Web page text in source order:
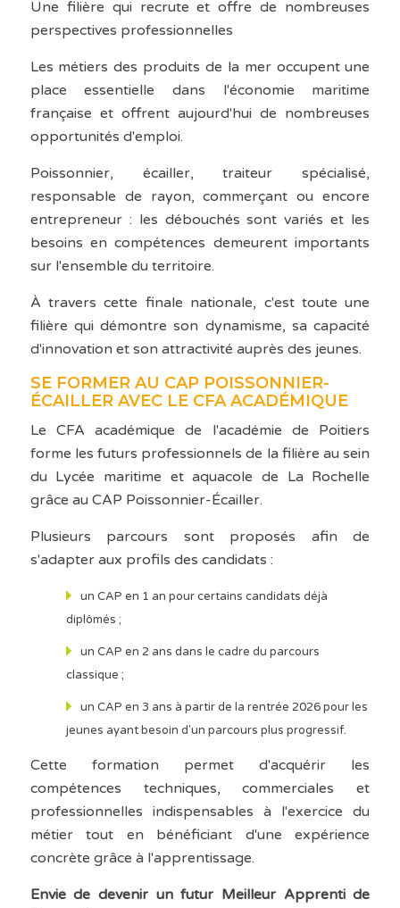
Une filière qui recrute et offre de nombreuses
perspectives professionnelles
Les métiers des produits de la mer occupent une
place essentielle dans l'économie maritime
française et offrent aujourd'hui de nombreuses
opportunités d'emploi.
Poissonnier, écailler, traiteur spécialisé,
responsable de rayon, commerçant ou encore
entrepreneur : les débouchés sont variés et les
besoins en compétences demeurent importants
sur l'ensemble du territoire.
À travers cette finale nationale, c'est toute une
filière qui démontre son dynamisme, sa capacité
d'innovation et son attractivité auprès des jeunes.
SE FORMER AU CAP POISSONNIER-
ÉCAILLER AVEC LE CFA ACADÉMIQUE
Le CFA académique de l'académie de Poitiers
forme les futurs professionnels de la filière au sein
du Lycée maritime et aquacole de La Rochelle
grâce au CAP Poissonnier-Écailler.
Plusieurs parcours sont proposés afin de
s'adapter aux profils des candidats :
un CAP en 1 an pour certains candidats déjà
diplômés ;
un CAP en 2 ans dans le cadre du parcours
classique ;
un CAP en 3 ans à partir de la rentrée 2026 pour les
jeunes ayant besoin d'un parcours plus progressif.
Cette formation permet d'acquérir les
compétences techniques, commerciales et
professionnelles indispensables à l'exercice du
métier tout en bénéficiant d'une expérience
concrète grâce à l'apprentissage.
Envie de devenir un futur Meilleur Apprenti de